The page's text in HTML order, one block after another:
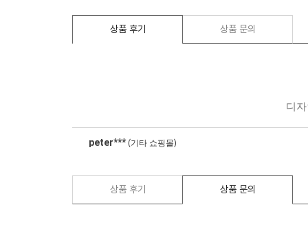
상품 후기 상품 문의
상품 후기 상품 문의